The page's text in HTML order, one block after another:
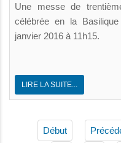
Une messe de
célébrée en la
janvier 2016 à 11h15.
LIRE LA SUITE...
Début